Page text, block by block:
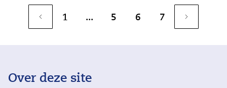
1 ... 5 6 7
Over deze site